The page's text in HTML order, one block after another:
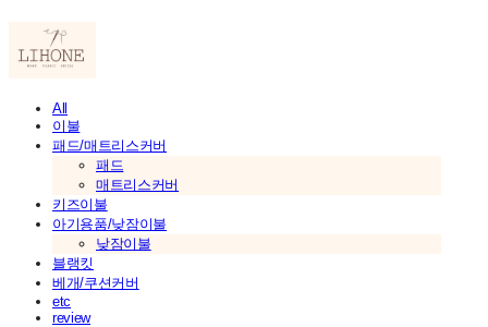
All
이불
패드/매트리스커버
패드
매트리스커버
키즈이불
아기용품/낮잠이불
낮잠이불
블랭킷
베개/쿠션커버
etc
review